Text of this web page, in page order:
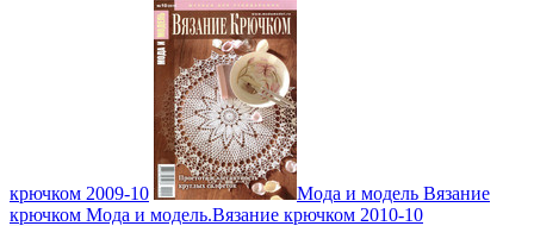
крючком 2009-10
Мода и модель Вязание
крючком Мода и модель.Вязание крючком 2010-10